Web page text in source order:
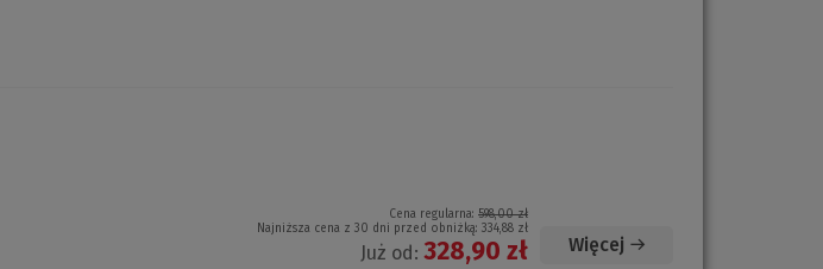
Cena regularna: 598,00 zł
Najniższa cena z 30 dni przed obniżką: 334,88 zł
Już od: 328,90 zł Więcej